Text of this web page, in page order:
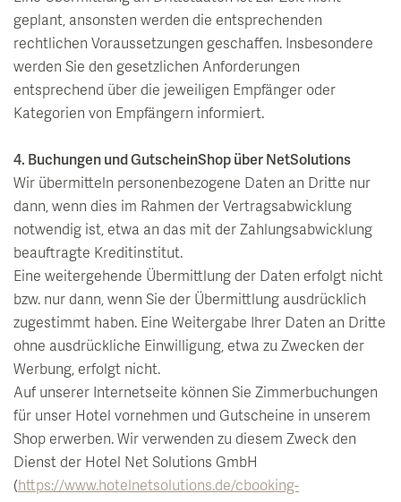
geplant, ansonsten werden die entsprechenden
rechtlichen Voraussetzungen geschaffen. Insbesondere
werden Sie den gesetzlichen Anforderungen
entsprechend über die jeweiligen Empfänger oder
Kategorien von Empfängern informiert.
4. Buchungen und GutscheinShop über NetSolutions
Wir übermitteln personenbezogene Daten an Dritte nur
dann, wenn dies im Rahmen der Vertragsabwicklung
notwendig ist, etwa an das mit der Zahlungsabwicklung
beauftragte Kreditinstitut.
Eine weitergehende Übermittlung der Daten erfolgt nicht
bzw. nur dann, wenn Sie der Übermittlung ausdrücklich
zugestimmt haben. Eine Weitergabe Ihrer Daten an Dritte
ohne ausdrückliche Einwilligung, etwa zu Zwecken der
Werbung, erfolgt nicht.
Auf unserer Internetseite können Sie Zimmerbuchungen
für unser Hotel vornehmen und Gutscheine in unserem
Shop erwerben. Wir verwenden zu diesem Zweck den
Dienst der Hotel Net Solutions GmbH
(https://www.hotelnetsolutions.de/cbooking-